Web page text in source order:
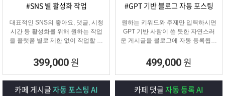
#SNS 별 활성화 작업
대표적인 SNS의 좋아요, 댓글, 시청
시간 등 활성화를 위해 원하는 작업
을 플랫폼 별로 제한 없이 작업할 수
SNS 육성용, 마케터, 인플루언서 분
들이 계정 활성화하기에 적합한 프로
그램입니다.
399,000 원
#GPT 기반 블로그 자동 포스팅
원하는 키워드와 주제만 입력하시면
GPT 기반 사람이 쓴 듯한 자연스러
운 게시글을 블로그에 자동 등록됩니
블로그 대량 육성용, 특정 업체를 여
러 블로그에 홍보하기 적합한
마케팅 프로그램입니다.
499,000 원
카페 게시글자동 포스팅 AI 카페 댓글자동 등록 AI